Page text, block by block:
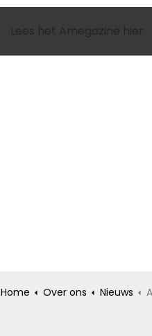
Lees het Amegazine hier
Home Over ons Nieuws